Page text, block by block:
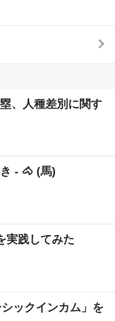
、人種差別に関す
- 🐴 (馬)
実践してみた
ックインカム」を